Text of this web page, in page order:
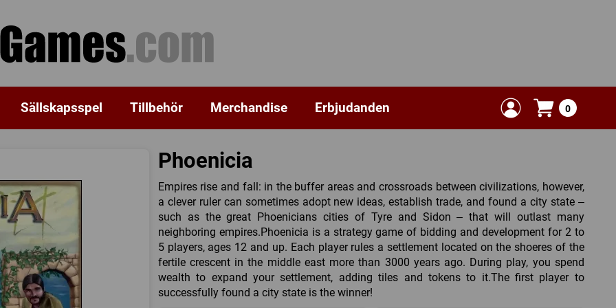
Sällskapsspel Tillbehör Merchandise Erbjudanden 0
Phoenicia
Empires rise and fall: in the buffer areas and crossroads between civilizations, however,
a clever ruler can sometimes adopt new ideas, establish trade, and found a city state –
such as the great Phoenicians cities of Tyre and Sidon – that will outlast many
neighboring empires.Phoenicia is a strategy game of bidding and development for 2 to
5 players, ages 12 and up. Each player rules a settlement located on the shoeres of the
fertile crescent in the middle east more than 3000 years ago. During play, you spend
wealth to expand your settlement, adding tiles and tokens to it.The first player to
successfully found a city state is the winner!